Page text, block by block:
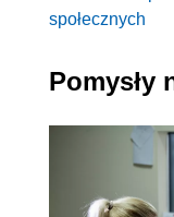
społecznych
Pomysły